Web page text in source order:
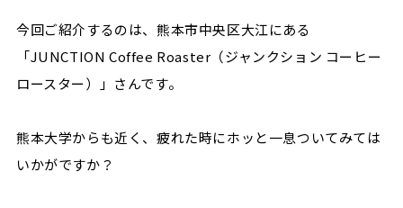
今回ご紹介するのは、熊本市中央区大江にある
「JUNCTION Coffee Roaster（ジャンクション コーヒー
ロースター）」さんです。
熊本大学からも近く、疲れた時にホッと一息ついてみては
いかがですか？